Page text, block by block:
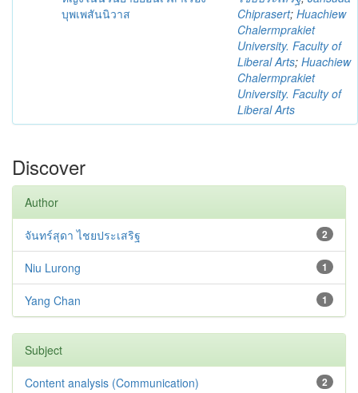
บุพเพสันนิวาส
Chiprasert; Huachiew
Chalermprakiet
University. Faculty of
Liberal Arts; Huachiew
Chalermprakiet
University. Faculty of
Liberal Arts
Discover
Author
2
จันทร์สุดา ไชยประเสริฐ
1
Niu Lurong
1
Yang Chan
Subject
2
Content analysis (Communication)